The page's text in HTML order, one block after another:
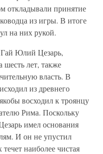
откладывали принятие
из игры. В итоге
на них рукой.
Гай Юлий Цезарь,
лет, также
власть. В
из древнего
восходил к троянцу
Рима. Поскольку
имел основания
И он не упустил
наиболее чистая